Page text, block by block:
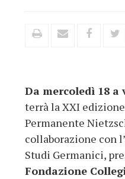
Da mercoledì 18 a
terrà la XXI
Permanente
collaborazione con
Studi Germanici,
Fondazione